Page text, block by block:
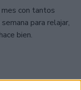
mes con tantos
para relajar,
bien.